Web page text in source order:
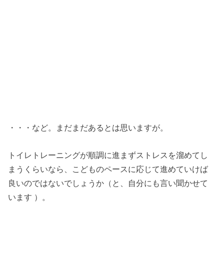
・・・など。まだまだあるとは思いますが。
トイレトレーニングが順調に進まずストレスを溜めてし
まうくらいなら、こどものペースに応じて進めていけば
良いのではないでしょうか（と、自分にも言い聞かせて
います ）。